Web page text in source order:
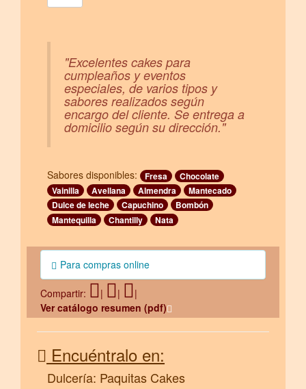
"Excelentes cakes para
cumpleaños y eventos
especiales, de varios tipos y
sabores realizados según
encargo del cliente. Se entrega a
domicilio según su dirección."
Sabores disponibles: Fresa
Chocolate
Vainilla
Avellana Almendra
Mantecado
Dulce de leche
Capuchino
Bombón
Mantequilla
Chantilly Nata
Para compras online
Compartir: | |
|
Ver catálogo resumen (pdf)
Encuéntralo en:
Dulcería: Paquitas Cakes